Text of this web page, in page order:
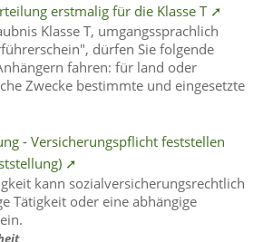
erstmalig für die Klasse T ➚
Klasse T, umgangssprachlich
dürfen Sie folgende
fahren: für land oder
Zwecke bestimmte und eingesetzte
- Versicherungspflicht feststellen
➚
kann sozialversicherungsrechtlich
Tätigkeit oder eine abhängige